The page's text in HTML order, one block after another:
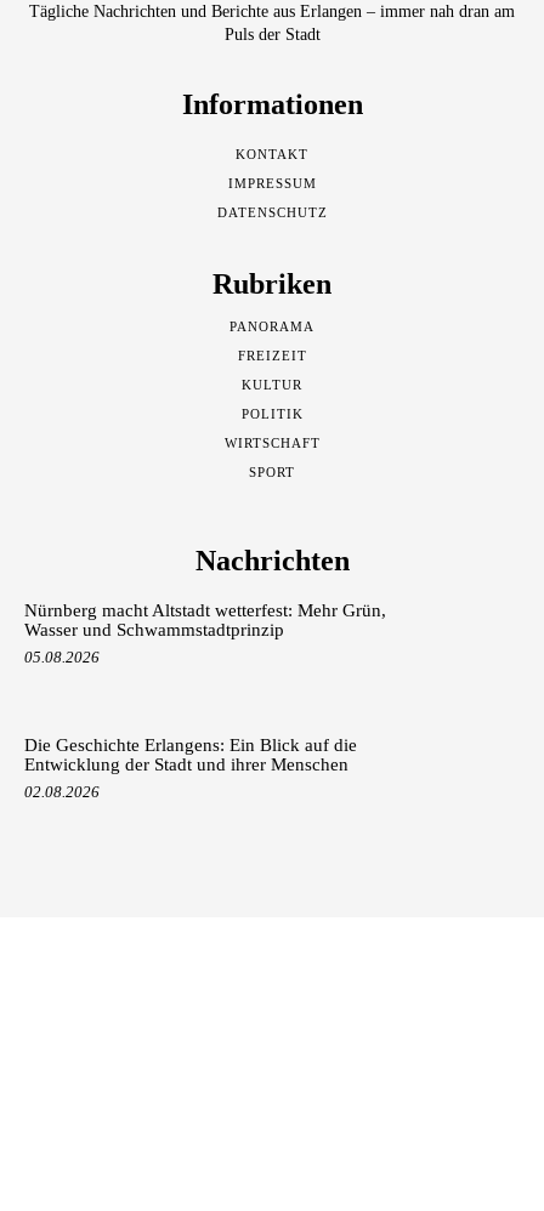
Tägliche Nachrichten und Berichte aus Erlangen – immer nah dran am
Puls der Stadt
Informationen
KONTAKT
IMPRESSUM
DATENSCHUTZ
Rubriken
PANORAMA
FREIZEIT
KULTUR
POLITIK
WIRTSCHAFT
SPORT
Nachrichten
Nürnberg macht Altstadt wetterfest: Mehr Grün,
Wasser und Schwammstadtprinzip
05.08.2026
Die Geschichte Erlangens: Ein Blick auf die
Entwicklung der Stadt und ihrer Menschen
02.08.2026